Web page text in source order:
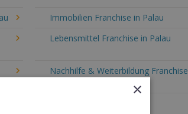
Immobilien Franchise in Palau
Lebensmittel Franchise in Palau
Nachhilfe & Weiterbildung Franchise
×